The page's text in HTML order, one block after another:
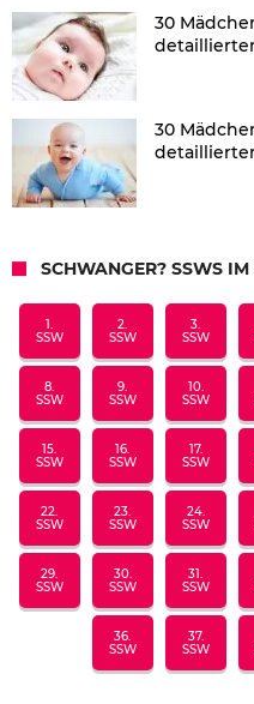
30
30
SCHWANGER? SSWS
1.
SSW
2.
SSW
3.
SSW
8.
SSW
9.
SSW
10.
SSW
15.
SSW
16.
SSW
17.
SSW
22.
SSW
23.
SSW
24.
SSW
29.
SSW
30.
SSW
31.
SSW
36.
SSW
37.
SSW